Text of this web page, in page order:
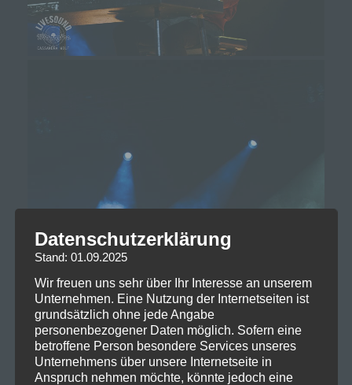
Datenschutzerklärung
Stand: 01.09.2025
Wir freuen uns sehr über Ihr Interesse an unserem
Unternehmen. Eine Nutzung der Internetseiten ist
grundsätzlich ohne jede Angabe
personenbezogener Daten möglich. Sofern eine
betroffene Person besondere Services unseres
Unternehmens über unsere Internetseite in
Anspruch nehmen möchte, könnte jedoch eine